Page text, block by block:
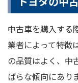
中古車を購入する
業者によって特徴
の品質はよく、中
ばらな傾向にあり